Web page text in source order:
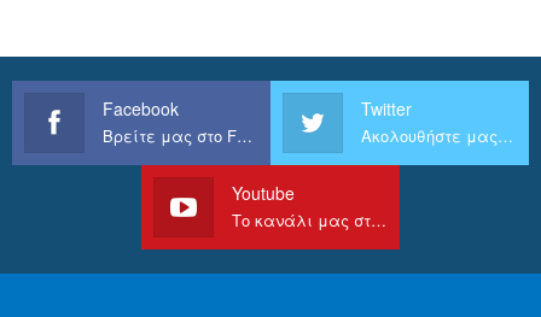
Facebook
Βρείτε μας στο Facebook
Twitter
Ακολουθήστε μας στο Twitter
Youtube
Το κανάλι μας στο Youtube